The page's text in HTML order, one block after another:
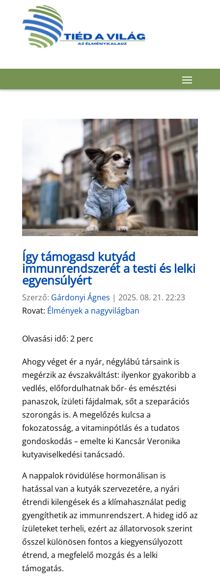
Így támogasd kutyád
immunrendszerét a testi és lelki
egyensúlyért
Szerző: Gárdonyi Ágnes | 2025. 08. 21. 22:23
Rovat: Élmények a nagyvilágban
Olvasási idő: 2 perc
Ahogy véget ér a nyár, négylábú társaink is
megérzik az évszakváltást: ilyenkor gyakoribb a
vedlés, előfordulhatnak bőr- és emésztési
panaszok, ízületi fájdalmak, sőt a szeparációs
szorongás is. A megelőzés kulcsa a
fokozatosság, a vitaminpótlás és a tudatos
gondoskodás – emelte ki Kancsár Veronika
kutyaviselkedési tanácsadó.
A nappalok rövidülése hormonálisan is
hatással van a kutyák szervezetére, a nyári
étrendi kilengések és a klímahasználat pedig
gyengíthetik az immunrendszert. A hideg idő az
ízületeket terheli, ezért az állatorvosok szerint
ősszel különösen fontos a kiegyensúlyozott
étrend, a megfelelő mozgás és a lelki
támogatás.